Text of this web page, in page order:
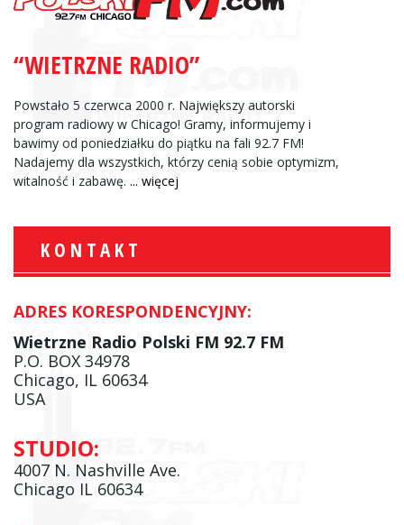
“WIETRZNE RADIO”
Powstało 5 czerwca 2000 r. Największy autorski
program radiowy w Chicago! Gramy, informujemy i
bawimy od poniedziałku do piątku na fali 92.7 FM!
Nadajemy dla wszystkich, którzy cenią sobie optymizm,
witalność i zabawę. ... więcej
KONTAKT
ADRES KORESPONDENCYJNY:
Wietrzne Radio Polski FM 92.7 FM
P.O. BOX 34978
Chicago, IL 60634
USA
STUDIO:
4007 N. Nashville Ave.
Chicago IL 60634